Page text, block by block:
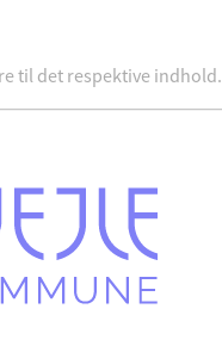
til det respektive indhold.